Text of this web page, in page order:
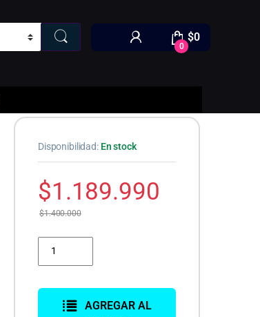
0
$0
Disponibilidad: En stock
$1.189.990
$1.400.000
AGREGAR AL